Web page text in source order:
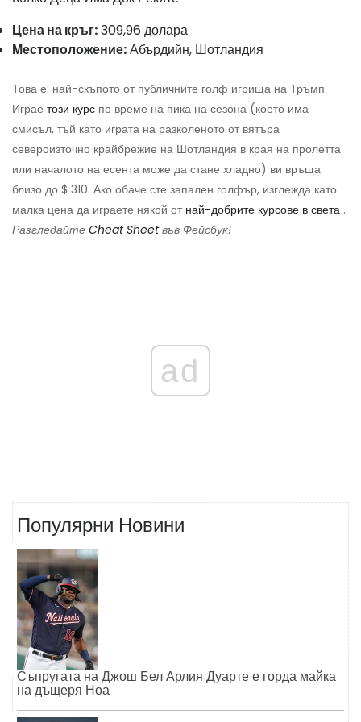
Цена на кръг:309,96 долара
Местоположение:Абърдийн, Шотландия
Това е: най-скъпото от публичните голф игрища на Тръмп.
Играе този курс по време на пика на сезона (което има
смисъл, тъй като играта на разколеното от вятъра
североизточно крайбрежие на Шотландия в края на пролетта
или началото на есента може да стане хладно) ви връща
близо до $ 310. Ако обаче сте запален голфър, изглежда като
малка цена да играете някой от най-добрите курсове в света .
Разгледайте Cheat Sheetвъв Фейсбук!
ad
Популярни Новини
Съпругата на Джош Бел Арлия Дуарте е горда майка
на дъщеря Ноа